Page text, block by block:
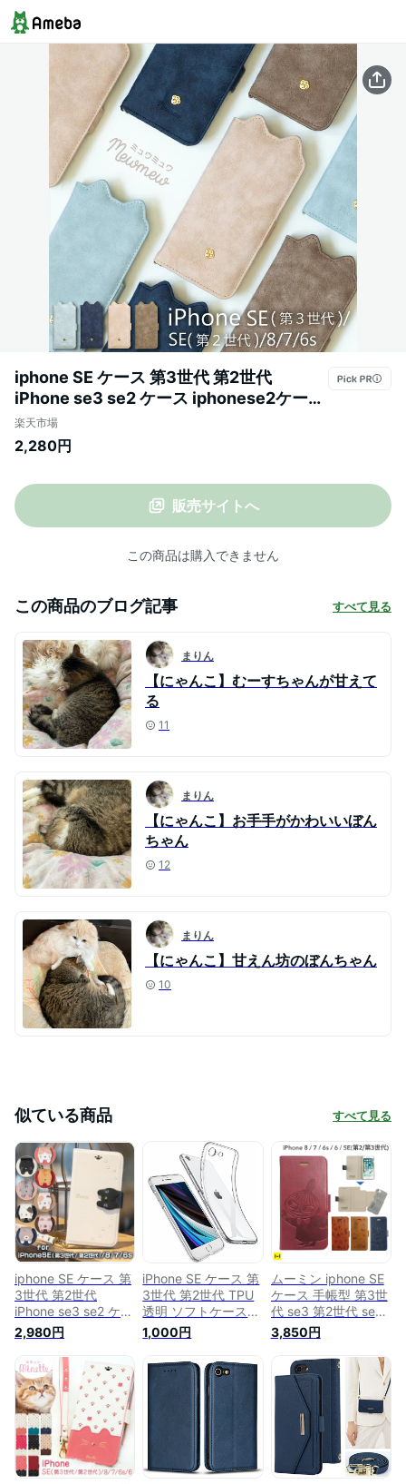
iphone SE ケース 第3世代 第2世代
iPhone se3 se2 ケース iphonese2ケース
iphone8 iphone7 iphone SE ケース se2
iphone 8 アイフォン8 カバー 6s アイフォ
iphoneケース
楽天市場
2,280円
販売サイトへ
この商品は購入できません
この商品のブログ記事 すべて見る
まりん
【にゃんこ】むーすちゃんが甘えて
る
11
まりん
【にゃんこ】お手手がかわいいぼん
ちゃん
12
まりん
【にゃんこ】甘えん坊のぼんちゃん
10
似ている商品 すべて見る
iphone SE ケース 第
3世代 第2世代
iPhone se3 se2 ケー
ス iphonese2ケース
iphone8 iphone7
iphone SE ケース
se2 iphone 8 アイフ
ォン8 カバー 6s ア
イフォン7 スマホケ
ース おしゃれ スト
ラップ付き iphone
ケース iphoneケース
可愛い 猫 cocotte
2,980円
iPhone SE ケース 第
3世代 第2世代 TPU
透明 ソフトケース
iPhone8 iPhone SE3
iPhone SE2
iPhoneSE3
iPhoneSE2 アイフォ
ンSE3 クリアケース
iPhone7 カバー 保護
アイフォンSE2 アイ
フォン8 アイフォン7
スマホケース 携帯ケ
ース 携帯カバー
1,000円
ムーミン iphone SE
ケース 手帳型 第3世
代 se3 第2世代 se2
iphone6s iphone7
iphone8 ケース 手帳
型 手帳 ハードケー
ス 2WAY 【 アイフォ
ン8 スマホケース ア
イフォンse iphone6
手帳型スマホケース
おしゃれ リトルミイ
スナフキン iphone
se ケース 】
3,850円